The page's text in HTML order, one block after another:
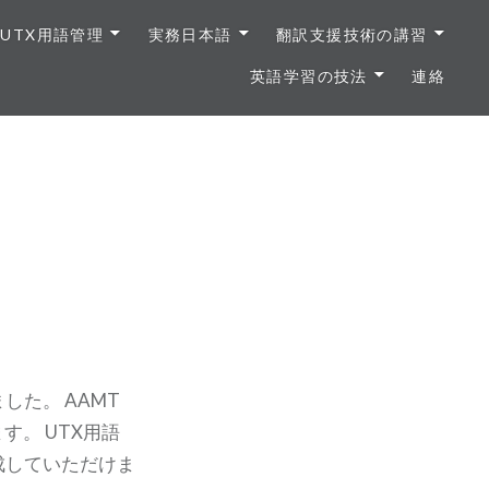
UTX用語管理 実務日本語 翻訳支援技術の講習
英語学習の技法 連絡
た。 AAMT
。 UTX用語
ていただけま